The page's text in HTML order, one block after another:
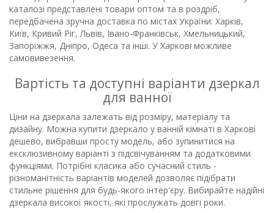
каталозі представлені товари оптом та в роздріб,
передбачена зручна доставка по містах України: Харків,
Київ, Кривий Ріг, Львів, Івано-Франківськ, Хмельницький,
Запоріжжя, Дніпро, Одеса та інші. У Харкові можливе
самовивезення.
Вартість та доступні варіанти дзеркал
для ванної
Ціни на дзеркала залежать від розміру, матеріалу та
дизайну. Можна купити дзеркало у ванній кімнаті в Харкові
дешево, вибравши просту модель, або зупинитися на
ексклюзивному варіанті з підсвічуванням та додатковими
функціями. Потрібні класика або сучасний стиль -
різноманітність варіантів моделей дозволяє підібрати
стильне рішення для будь-якого інтер'єру. Вибирайте надійні
дзеркала високої якості, які прослужать довгі роки.